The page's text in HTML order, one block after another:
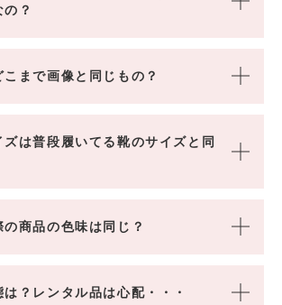
？
まで画像と同じもの？
ズは普段履いてる靴のサイズと同
商品の色味は同じ？
？レンタル品は心配・・・